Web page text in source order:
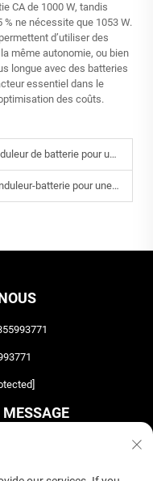
CA de 1000 W, tandis
% ne nécessite que 1053 W.
d’utiliser des
même autonomie, ou bien
longue avec des batteries
essentiel dans le
des coûts.
une utilisation domestique en 2026 ?
pour une alimentation de secours ?